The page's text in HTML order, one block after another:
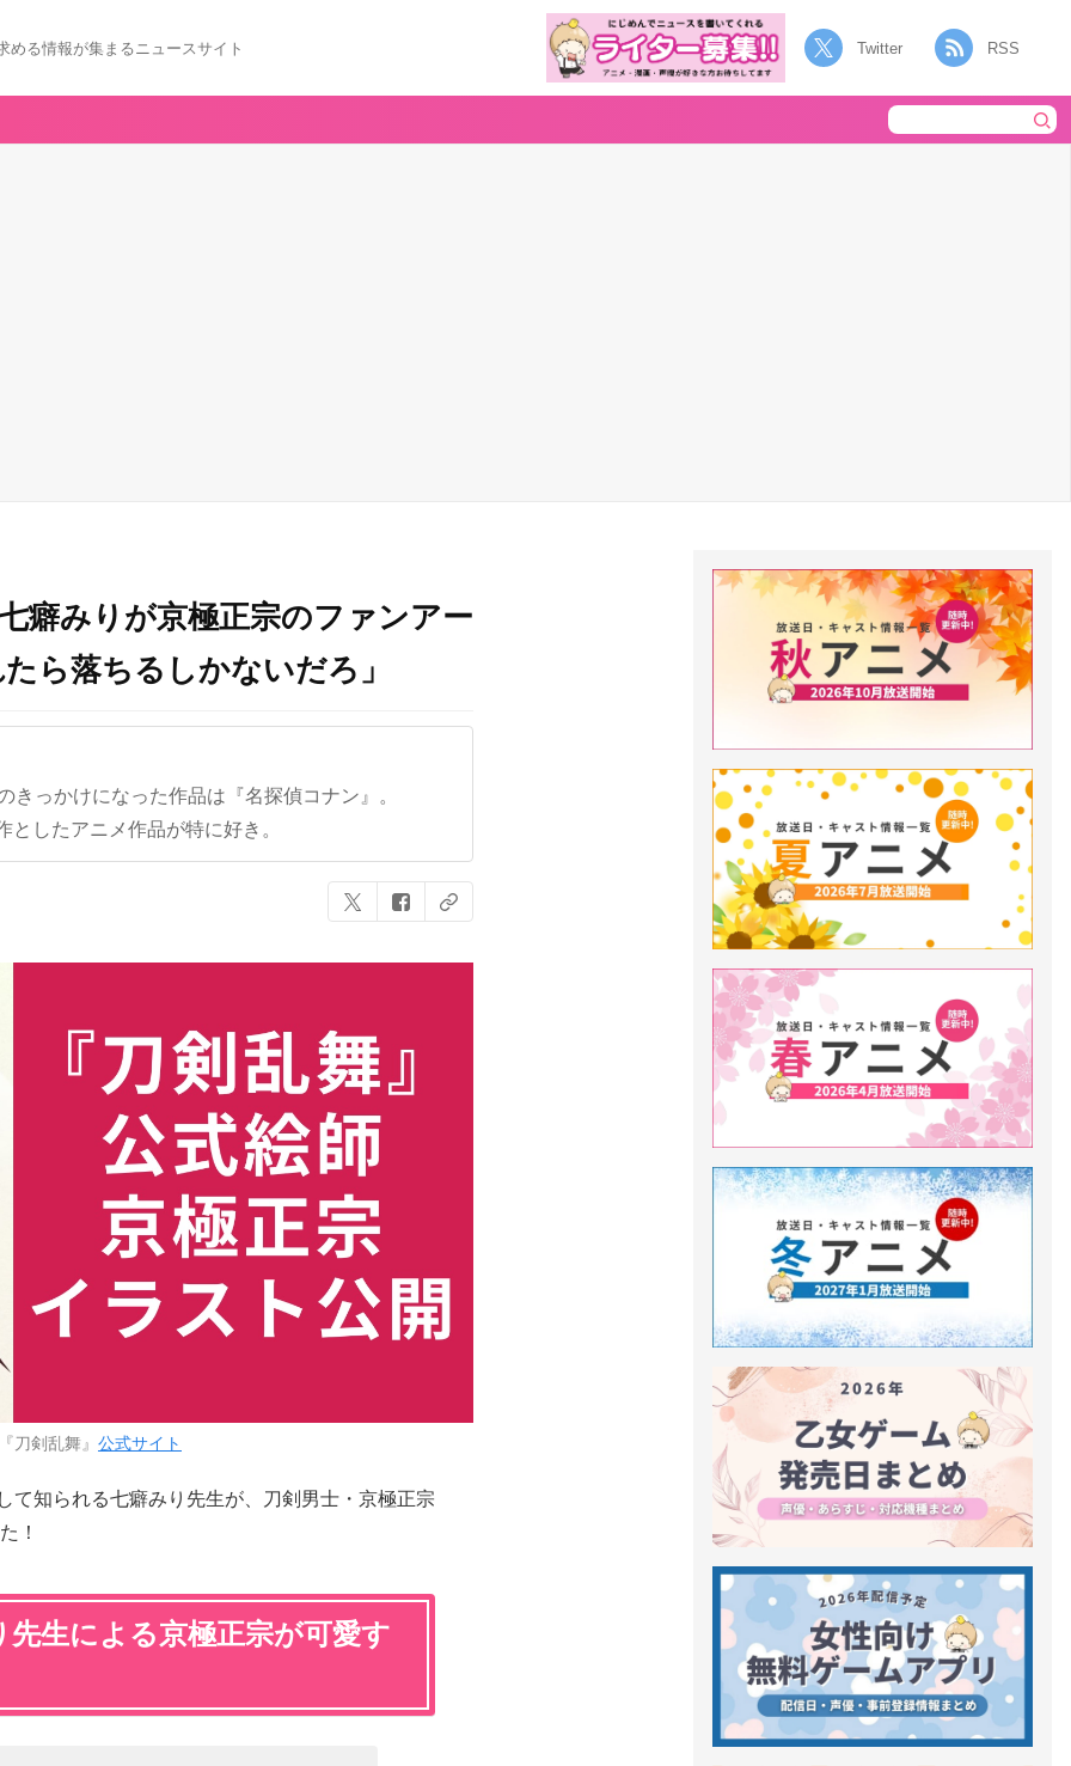
める情報が集まるニュースサイト Twitter RSS
癖みりが京極正宗のファンアー
ら落ちるしかないだろ」
きっかけになった作品は『名探偵コナン』。
したアニメ作品が特に好き。
刀剣乱舞』 公式サイト
て知られる七癖みり先生が、刀剣男士・京極正宗
！
先生による京極正宗が可愛す